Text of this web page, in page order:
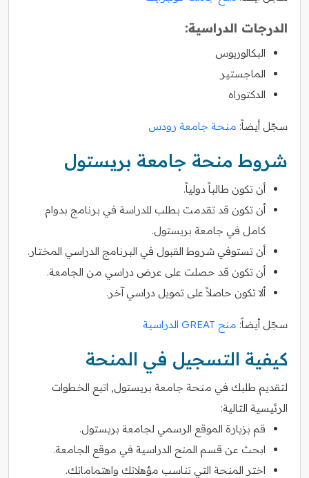
الدرجات الدراسية:
البكالوريوس
الماجستير
الدكتوراه
سجّل أيضاً: منحة جامعة رودس
شروط منحة جامعة بريستول
أن تكون طالباً دولياً.
أن تكون قد تقدمت بطلب للدراسة في برنامج بدوام
كامل في جامعة بريستول.
أن تستوفي شروط القبول في البرنامج الدراسي المختار.
أن تكون قد حصلت على عرض دراسي من الجامعة.
ألا تكون حاصلاً على تمويل دراسي آخر.
سجّل أيضاً: منح GREAT الدراسية
كيفية التسجيل في المنحة
لتقديم طلبك في منحة جامعة بريستول, اتبع الخطوات
الرئيسية التالية:
قم بزيارة الموقع الرسمي لجامعة بريستول.
ابحث عن قسم المنح الدراسية في موقع الجامعة.
اختر المنحة التي تناسب مؤهلاتك واهتماماتك.